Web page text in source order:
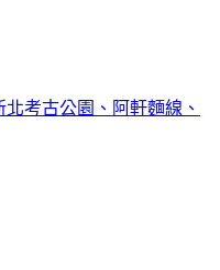
考古公園、阿軒麵線、